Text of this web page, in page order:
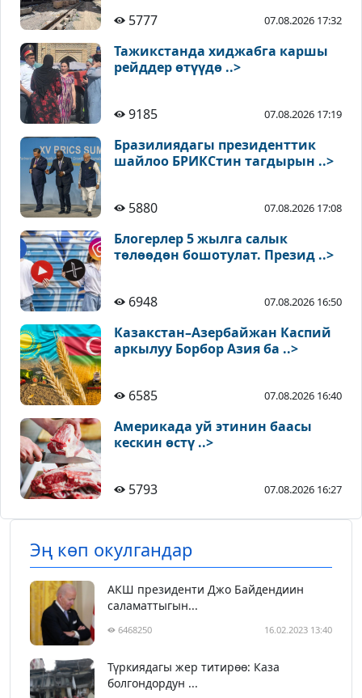
5777
07.08.2026 17:32
Тажикстанда хиджабга каршы
рейддер өтүүдө ..>
9185 07.08.2026 17:19
Бразилиядагы президенттик
шайлоо БРИКСтин тагдырын ..>
5880 07.08.2026 17:08
Блогерлер 5 жылга салык
төлөөдөн бошотулат. Презид ..>
6948 07.08.2026 16:50
Казакстан–Азербайжан Каспий
аркылуу Борбор Азия ба ..>
6585 07.08.2026 16:40
Америкада уй этинин баасы
кескин өстү ..>
5793 07.08.2026 16:27
Эң көп окулгандар
АКШ президенти Джо Байдендиин
саламаттыгын...
6468250 16.02.2023 13:40
Түркиядагы жер титирөө: Каза
болгондордун ...